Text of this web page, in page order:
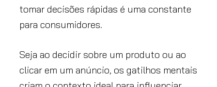
tomar decisões rápidas é uma constante
para consumidores.
Seja ao decidir sobre um produto ou ao
clicar em um anúncio, os gatilhos mentais